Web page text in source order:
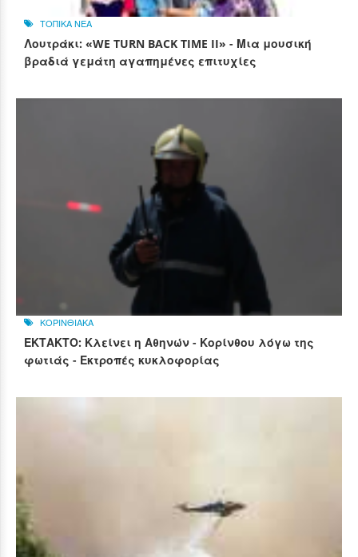
ΤΟΠΙΚΑ ΝΕΑ
Λουτράκι: «WE TURN BACK TIME II» - Μια μουσική
βραδιά γεμάτη αγαπημένες επιτυχίες
ΚΟΡΙΝΘΙΑΚΑ
ΕΚΤΑΚΤΟ: Κλείνει η Αθηνών - Κορίνθου λόγω της
φωτιάς - Εκτροπές κυκλοφορίας